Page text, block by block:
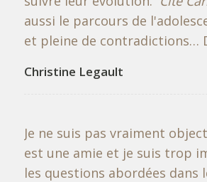
aussi le parcours de
et pleine de contradictions…
Christine Legault
Je ne suis pas vraiment
est une amie et je suis trop
les questions abordées dans